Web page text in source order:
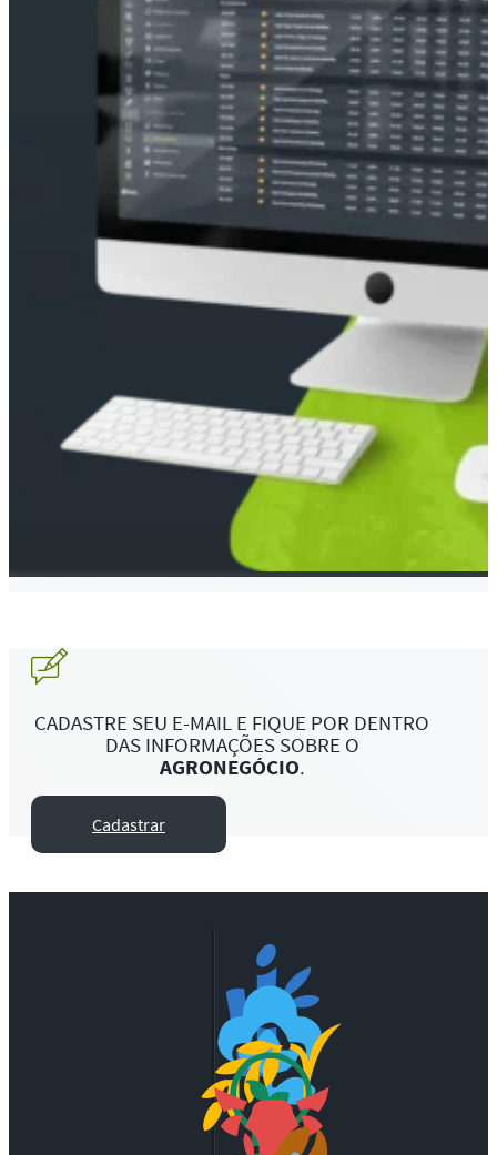
CADASTRE SEU E-MAIL E FIQUE POR DENTRO
DAS INFORMAÇÕES SOBRE O
AGRONEGÓCIO.
Cadastrar